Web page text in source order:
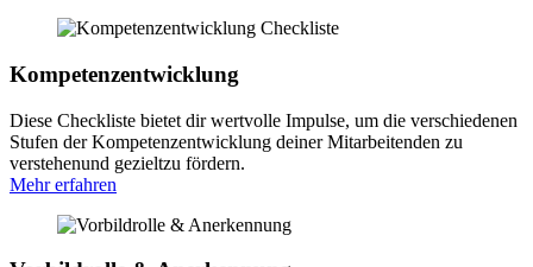
Kompetenzentwicklung
Diese Checkliste bietet dir wertvolle Impulse, um die verschiedenen
Stufen der Kompetenzentwicklung deiner Mitarbeitenden zu
verstehenund gezieltzu fördern.
Mehr erfahren